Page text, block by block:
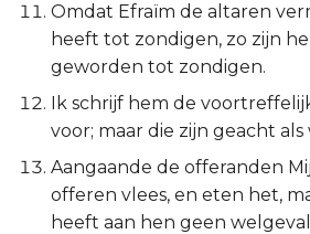
2 Johannes
3 Johannes
Openbaring
Omdat Efraïm de altaren
heeft tot zondigen, zo zijn
geworden tot zondigen.
Ik schrijf hem de
voor; maar die zijn geacht als
Aangaande de offeranden
offeren vlees, en eten het,
heeft aan hen geen